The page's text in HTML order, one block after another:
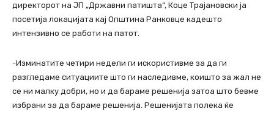
директорот на ЈП „Државни патишта“, Коце Трајановски ја
посетија локацијата кај Општина Ранковце кадешто
интензивно се работи на патот.
-Изминатите четири недели ги искористивме за да ги
разгледаме ситуациите што ги наследивме, коишто за жал не
се ни малку добри, но и да бараме решенија затоа што бевме
избрани за да бараме решенија. Решенијата полека ќе